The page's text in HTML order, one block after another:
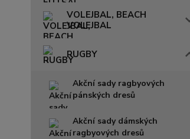
VOLEJBAL, BEACH
VOLEJBAL
RUGBY
Akční sady ragbyových
pánských dresů
Akční sady dámských
ragbyových dresů